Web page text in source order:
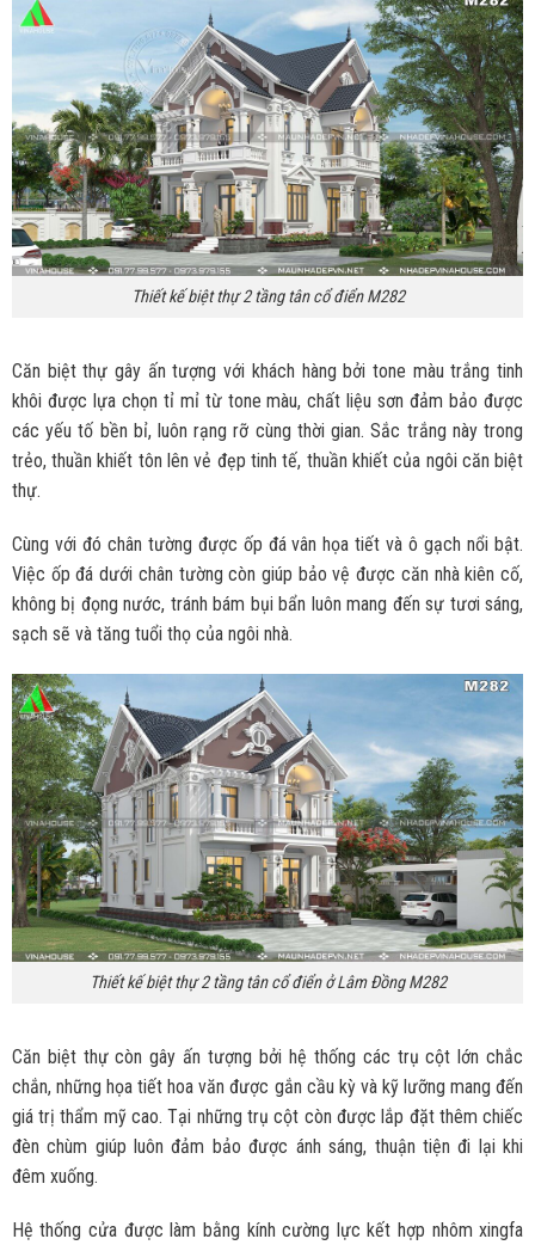
Thiết kế biệt thự 2 tầng tân cổ điển M282
Căn biệt thự gây ấn tượng với khách hàng bởi tone màu trắng tinh
khôi được lựa chọn tỉ mỉ từ tone màu, chất liệu sơn đảm bảo được
các yếu tố bền bỉ, luôn rạng rỡ cùng thời gian. Sắc trắng này trong
trẻo, thuần khiết tôn lên vẻ đẹp tinh tế, thuần khiết của ngôi căn biệt
thự.
Cùng với đó chân tường được ốp đá vân họa tiết và ô gạch nổi bật.
Việc ốp đá dưới chân tường còn giúp bảo vệ được căn nhà kiên cố,
không bị đọng nước, tránh bám bụi bẩn luôn mang đến sự tươi sáng,
sạch sẽ và tăng tuổi thọ của ngôi nhà.
Thiết kế biệt thự 2 tầng tân cổ điển ở Lâm Đồng M282
Căn biệt thự còn gây ấn tượng bởi hệ thống các trụ cột lớn chắc
chắn, những họa tiết hoa văn được gắn cầu kỳ và kỹ lưỡng mang đến
giá trị thẩm mỹ cao. Tại những trụ cột còn được lắp đặt thêm chiếc
đèn chùm giúp luôn đảm bảo được ánh sáng, thuận tiện đi lại khi
đêm xuống.
Hệ thống cửa được làm bằng kính cường lực kết hợp nhôm xingfa